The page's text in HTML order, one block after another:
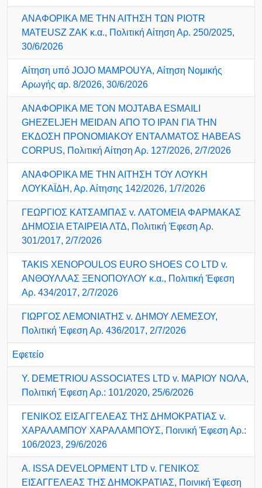
ΑΝΑΦΟΡΙΚΑ ΜΕ ΤΗΝ ΑΙΤΗΣΗ ΤΩΝ PIOTR
MATEUSZ ZAK κ.α., Πολιτική Αίτηση Αρ. 250/2025,
30/6/2026
Αίτηση υπό JOJO MAMPOUYA, Αίτηση Νομικής
Αρωγής αρ. 8/2026, 30/6/2026
ΑΝΑΦΟΡΙΚΑ ΜΕ ΤΟΝ MOJTABA ESMAILI
GHEZELJEH MEIDAN ΑΠΟ ΤΟ ΙΡΑΝ ΓΙΑ ΤΗΝ
ΕΚΔΟΣΗ ΠΡΟΝΟΜΙΑΚΟΥ ΕΝΤΑΛΜΑΤΟΣ HABEAS
CORPUS, Πολιτική Αίτηση Αρ. 127/2026, 2/7/2026
ΑΝΑΦΟΡΙΚΑ ΜΕ ΤΗΝ ΑΙΤΗΣΗ ΤΟΥ ΛΟΥΚΗ
ΛΟΥΚΑΪΔΗ, Αρ. Αίτησης 142/2026, 1/7/2026
ΓΕΩΡΓΙΟΣ ΚΑΤΣΑΜΠΑΣ v. ΛΑΤΟΜΕΙΑ ΦΑΡΜΑΚΑΣ
ΔΗΜΟΣΙΑ ΕΤΑΙΡΕΙΑ ΛΤΔ, Πολιτική Έφεση Αρ.
301/2017, 2/7/2026
TAKIS XENOPOULOS EURO SHOES CO LTD v.
ΑΝΘΟΥΛΛΑΣ ΞΕΝΟΠΟΥΛΟΥ κ.α., Πολιτική Έφεση
Αρ. 434/2017, 2/7/2026
ΓΙΩΡΓΟΣ ΛΕΜΟΝΙΑΤΗΣ v. ΔΗΜΟΥ ΛΕΜΕΣΟΥ,
Πολιτική Έφεση Αρ. 436/2017, 2/7/2026
Εφετείο
Y. DEMETRIOU ASSOCIATES LTD v. ΜΑΡΙΟΥ ΝΟΛΑ,
Πολιτική Έφεση Αρ.: 101/2020, 25/6/2026
ΓΕΝΙΚΟΣ ΕΙΣΑΓΓΕΛΕΑΣ ΤΗΣ ΔΗΜΟΚΡΑΤΙΑΣ v.
ΧΑΡΑΛΑΜΠΟΥ ΧΑΡΑΛΑΜΠΟΥΣ, Ποινική Έφεση Αρ.:
106/2023, 29/6/2026
A. ISSA DEVELOPMENT LTD v. ΓΕΝΙΚΟΣ
ΕΙΣΑΓΓΕΛΕΑΣ ΤΗΣ ΔΗΜΟΚΡΑΤΙΑΣ, Ποινική Έφεση